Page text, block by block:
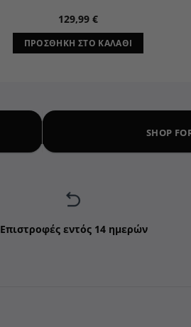
129,99 €
ΠΡΟΣΘΉΚΗ ΣΤΟ ΚΑΛΆΘΙ
SHOP
Επιστροφές εντός 14 ημερών